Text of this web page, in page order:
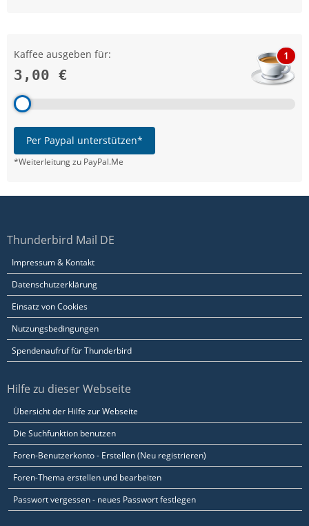
Kaffee ausgeben für:
3,00 €
1
Per Paypal unterstützen*
*Weiterleitung zu PayPal.Me
Thunderbird Mail DE
Impressum & Kontakt
Datenschutzerklärung
Einsatz von Cookies
Nutzungsbedingungen
Spendenaufruf für Thunderbird
Hilfe zu dieser Webseite
Übersicht der Hilfe zur Webseite
Die Suchfunktion benutzen
Foren-Benutzerkonto - Erstellen (Neu registrieren)
Foren-Thema erstellen und bearbeiten
Passwort vergessen - neues Passwort festlegen